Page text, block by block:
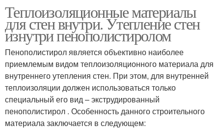
Теплоизоляционные материалы
для стен внутри. Утепление стен
изнутри пенополистиролом
Пенополистирол является объективно наиболее
приемлемым видом теплоизоляционного материала для
внутреннего утепления стен. При этом, для внутренней
теплоизоляции должен использоваться только
специальный его вид – экструдированный
пенополистирол . Особенность данного строительного
материала заключается в следующем: